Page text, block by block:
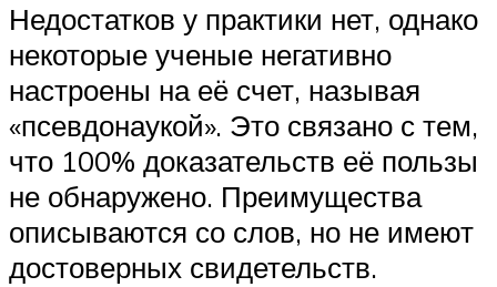
Недостатков у практики нет, однако
некоторые ученые негативно
настроены на её счет, называя
«псевдонаукой». Это связано с тем,
что 100% доказательств её пользы
не обнаружено. Преимущества
описываются со слов, но не имеют
достоверных свидетельств.